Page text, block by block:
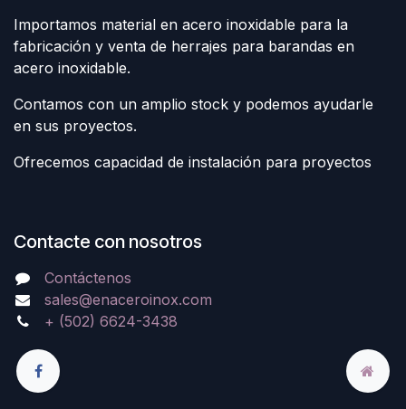
Importamos material en acero inoxidable para la
fabricación y venta de herrajes para barandas en
acero inoxidable.
Contamos con un amplio stock y podemos ayudarle
en sus proyectos.
Ofrecemos capacidad de instalación para proyectos
Contacte con nosotros
Contáctenos
sales@enaceroinox.com
+ (502) 6624-3438